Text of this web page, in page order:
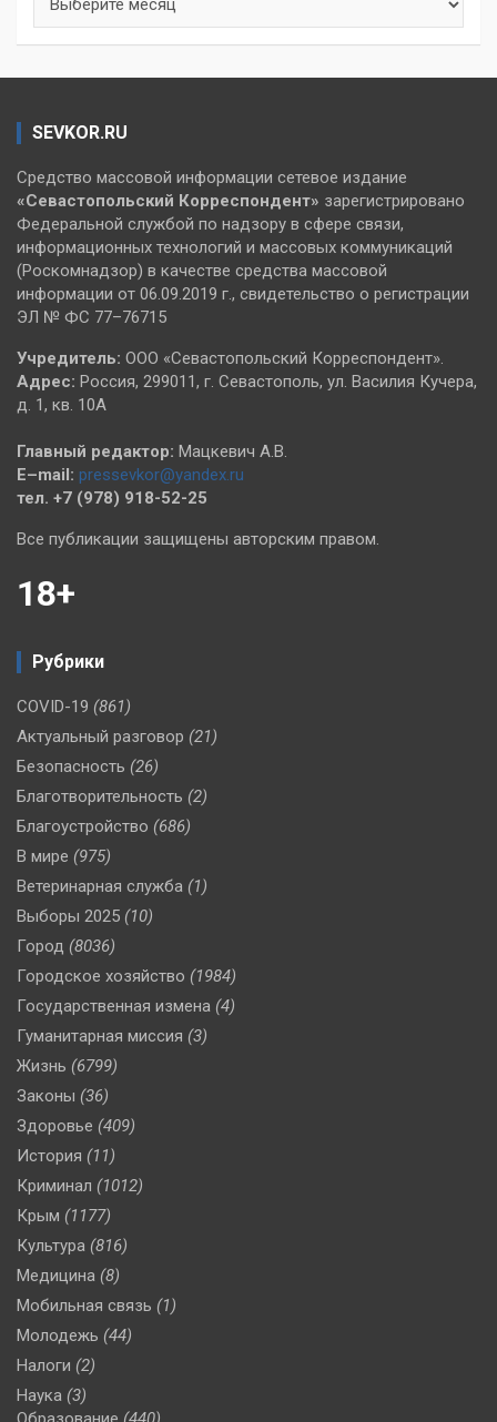
SEVKOR.RU
Средство массовой информации сетевое издание
«Севастопольский Корреспондент» зарегистрировано
Федеральной службой по надзору в сфере связи,
информационных технологий и массовых коммуникаций
(Роскомнадзор) в качестве средства массовой
информации от 06.09.2019 г., свидетельство о регистрации
ЭЛ № ФС 77–76715
Учредитель: ООО «Севастопольский Корреспондент».
Адрес: Россия, 299011, г. Севастополь, ул. Василия Кучера,
д. 1, кв. 10А
Главный редактор: Мацкевич А.В.
E–mail: pressevkor@yandex.ru
тел. +7 (978) 918-52-25
Все публикации защищены авторским правом.
18+
Рубрики
COVID-19 (861)
Актуальный разговор (21)
Безопасность (26)
Благотворительность (2)
Благоустройство (686)
В мире (975)
Ветеринарная служба (1)
Выборы 2025 (10)
Город (8036)
Городское хозяйство (1984)
Государственная измена (4)
Гуманитарная миссия (3)
Жизнь (6799)
Законы (36)
Здоровье (409)
История (11)
Криминал (1012)
Крым (1177)
Культура (816)
Медицина (8)
Мобильная связь (1)
Молодежь (44)
Налоги (2)
Наука (3)